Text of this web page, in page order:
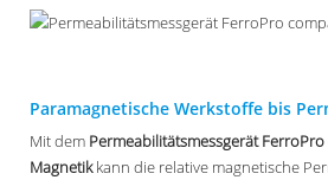
Paramagnetische Werkstoffe bis
Mit dem Permeabilitätsmessgerät
Magnetikkann die relative magnetische